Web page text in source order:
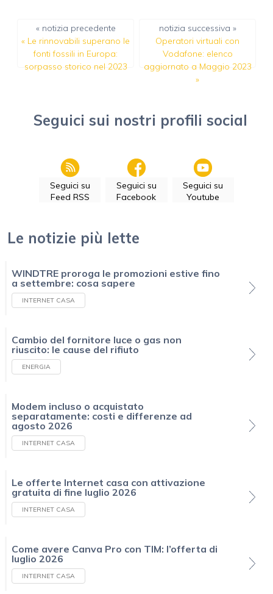
« notizia precedente
« Le rinnovabili superano le
fonti fossili in Europa:
sorpasso storico nel 2023
notizia successiva »
Operatori virtuali con
Vodafone: elenco
aggiornato a Maggio 2023
»
Seguici sui nostri profili social
Seguici su
Feed RSS
Seguici su
Facebook
Seguici su
Youtube
Le notizie più lette
WINDTRE proroga le promozioni estive fino
a settembre: cosa sapere
INTERNET CASA
Cambio del fornitore luce o gas non
riuscito: le cause del rifiuto
ENERGIA
Modem incluso o acquistato
separatamente: costi e differenze ad
agosto 2026
INTERNET CASA
Le offerte Internet casa con attivazione
gratuita di fine luglio 2026
INTERNET CASA
Come avere Canva Pro con TIM: l’offerta di
luglio 2026
INTERNET CASA